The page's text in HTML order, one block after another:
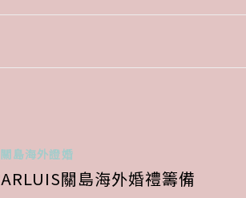
關島海外證婚
ARLUIS關島海外婚禮籌備